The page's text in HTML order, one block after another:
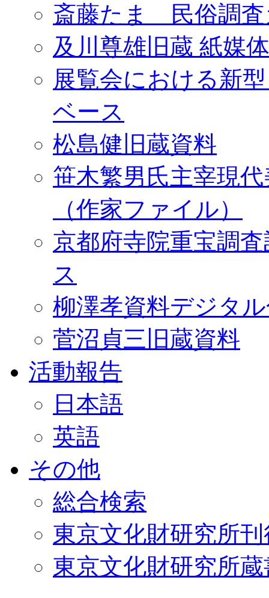
斎藤たま 民俗調査
及川尊雄旧蔵 紙媒
展覧会における新
ベース
松島健旧蔵資料
笹木繁男氏主宰現
（作家ファイル）
京都府寺院重宝調
ス
柳澤孝資料デジタ
菅沼貞三旧蔵資料
活動報告
日本語
英語
その他
総合検索
東京文化財研究所
東京文化財研究所